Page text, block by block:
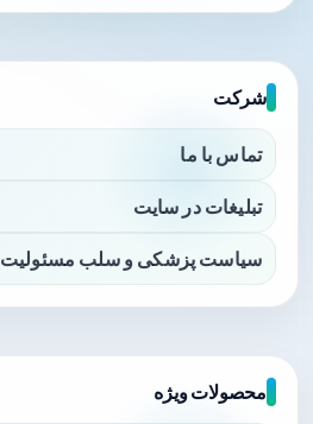
شرکت
تماس با ما
تبلیغات در سایت
سیاست پزشکی و سلب مسئولیت
محصولات ویژه